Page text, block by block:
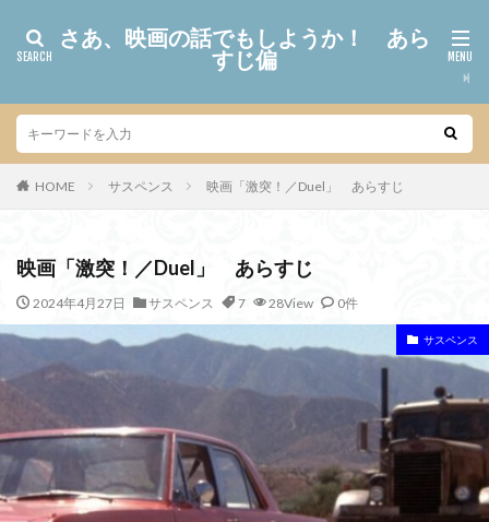
さあ、映画の話でもしようか！ あら
すじ偏
HOME サスペンス 映画「激突！／Duel」 あらすじ
映画「激突！／Duel」 あらすじ
2024年4月27日 サスペンス 7 28View 0件
サスペンス